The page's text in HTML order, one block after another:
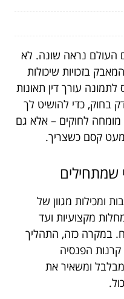
העולם נראה שונה. לא
בזכויות שיכולות
עורך דין תאונות
בחוק, כדי להושיט לך
מומחה לחוקים – אלא גם
למעט קסם כשצריך.
שמתחילים
ומכילות מגוון של
מקצועיות ועד
במקרה כזה, התהליך
הפנסיה
מבלבל ומשאיר את